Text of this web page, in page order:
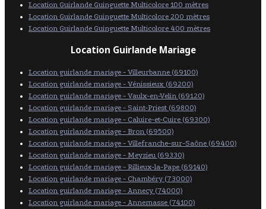
Location Guirlande Guinguette Multicolore 100 mètres
Location Guirlande Guinguette Multicolore 200 mètres
Location Guirlande Guinguette Multicolore 400 mètres
Location Guirlande Mariage
Location guirlande mariage - Villeurbanne (69100)
Location guirlande mariage - Vénissieux (69200)
Location guirlande mariage - Vaulx-en-Velin (69120)
Location guirlande mariage - Saint-Priest (69800)
Location guirlande mariage - Caluire-et-Cuire (69300)
Location guirlande mariage - Bron (69500)
Location guirlande mariage - Villefranche-sur-Saône (69400)
Location guirlande mariage - Meyzieu (69330)
Location guirlande mariage - Rillieux-la-Pape (69140)
Location guirlande mariage - Chambéry (73000)
Location guirlande mariage - Annecy (74000)
Location guirlande mariage - Annemasse (74100)